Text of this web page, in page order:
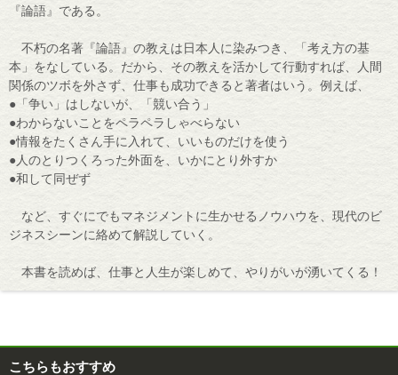
『論語』である。
不朽の名著『論語』の教えは日本人に染みつき、「考え方の基
本」をなしている。だから、その教えを活かして行動すれば、人間
関係のツボを外さず、仕事も成功できると著者はいう。例えば、
●「争い」はしないが、「競い合う」
●わからないことをペラペラしゃべらない
●情報をたくさん手に入れて、いいものだけを使う
●人のとりつくろった外面を、いかにとり外すか
●和して同ぜず
など、すぐにでもマネジメントに生かせるノウハウを、現代のビ
ジネスシーンに絡めて解説していく。
本書を読めば、仕事と人生が楽しめて、やりがいが湧いてくる！
こちらもおすすめ